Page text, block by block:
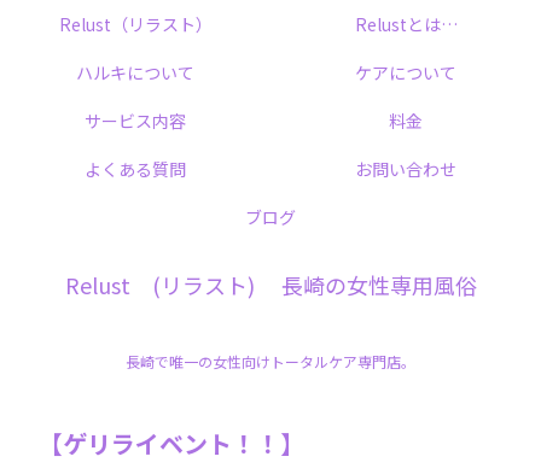
Relust (リラスト) 長崎の女性専用風俗
長崎で唯一の女性向けトータルケア専門店。
Relust（リラスト）
Relustとは…
ハルキについて
ケアについて
サービス内容
料金
よくある質問
お問い合わせ
ブログ
【ゲリライベント！！】